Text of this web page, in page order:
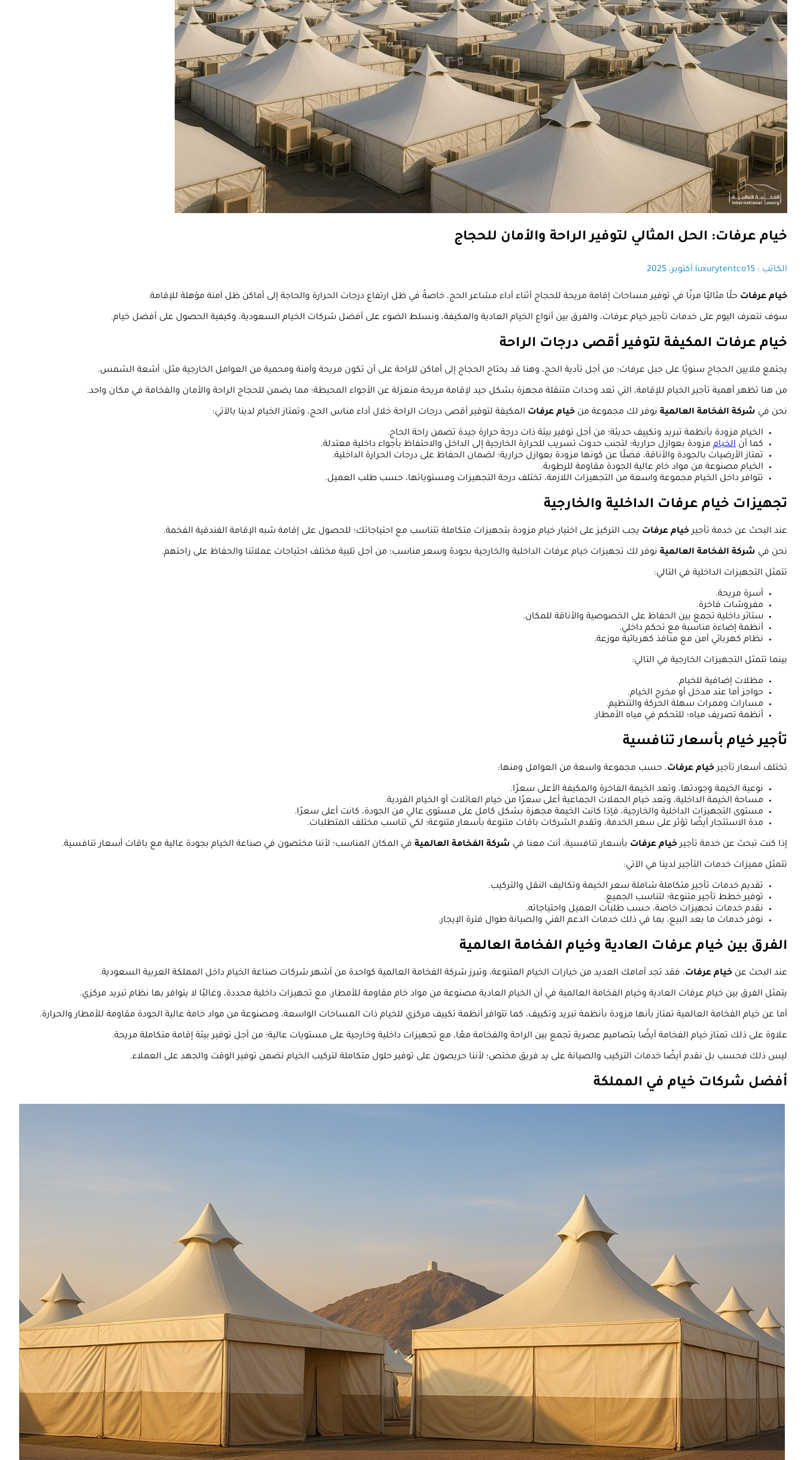
خيام عرفات: الحل المثالي لتوفير الراحة والأمان للحجاج
الكاتب : luxurytentco 15 أكتوبر، 2025
خيام عرفات حلًا مثاليًا مرنًا في توفير مساحات إقامة مريحة للحجاج أثناء أداء مشاعر الحج، خاصةً في ظل ارتفاع درجات الحرارة والحاجة إلى أماكن ظل آمنة مؤهلة للإقامة.
سوف نتعرف اليوم على خدمات تأجير خيام عرفات، والفرق بين أنواع الخيام العادية والمكيفة، ونسلط الضوء على أفضل شركات الخيام السعودية، وكيفية الحصول على أفضل خيام.
خيام عرفات المكيفة لتوفير أقصى درجات الراحة
يجتمع ملايين الحجاج سنويًا على جبل عرفات؛ من أجل تأدية الحج، وهنا قد يحتاج الحجاج إلى أماكن للراحة على أن تكون مريحة وآمنة ومحمية من العوامل الخارجية مثل: أشعة الشمس.
من هنا تظهر أهمية تأجير الخيام للإقامة، التي تعد وحدات متنقلة مجهزة بشكل جيد لإقامة مريحة منعزلة عن الأجواء المحيطة؛ مما يضمن للحجاج الراحة والأمان والفخامة في مكان واحد.
نحن في شركة الفخامة العالمية نوفر لك مجموعة من خيام عرفات المكيفة لتوفير أقصى درجات الراحة خلال أداء مناس الحج، وتمتاز الخيام لدينا بالآتي:
الخيام مزودة بأنظمة تبريد وتكييف حديثة؛ من أجل توفير بيئة ذات درجة حرارة جيدة تضمن راحة الحاج.
كما أن الخيام مزودة بعوازل حرارية؛ لتجنب حدوث تسريب للحرارة الخارجية إلى الداخل والاحتفاظ بأجواء داخلية معتدلة.
تمتاز الأرضيات بالجودة والأناقة، فضلًا عن كونها مزودة بعوازل حرارية؛ لضمان الحفاظ على درجات الحرارة الداخلية.
الخيام مصنوعة من مواد خام عالية الجودة مقاومة للرطوبة.
تتوافر داخل الخيام مجموعة واسعة من التجهيزات اللازمة، تختلف درجة التجهيزات ومستوياتها، حسب طلب العميل.
تجهيزات خيام عرفات الداخلية والخارجية
عند البحث عن خدمة تأجيرخيام عرفات يجب التركيز على اختيار خيام مزودة بتجهيزات متكاملة تتناسب مع احتياجاتك؛ للحصول على إقامة شبه الإقامة الفندقية الفخمة.
نحن في شركة الفخامة العالمية نوفر لك تجهيزات خيام عرفات الداخلية والخارجية بجودة وسعر مناسب؛ من أجل تلبية مختلف احتياجات عملائنا والحفاظ على راحتهم.
تتمثل التجهيزات الداخلية في التالي:
أسرة مريحة.
مفروشات فاخرة.
ستائر داخلية تجمع بين الحفاظ على الخصوصية والأناقة للمكان.
أنظمة إضاءة مناسبة مع تحكم داخلي.
نظام كهربائي آمن مع منافذ كهربائية موزعة.
بينما تتمثل التجهيزات الخارجية في التالي:
مظلات إضافية للخيام.
حواجز أما عند مدخل أو مخرج الخيام.
مسارات وممرات سهلة الحركة والتنظيم.
أنظمة تصريف مياه؛ للتحكم في مياه الأمطار.
تأجير خيام بأسعار تنافسية
تختلف أسعار تأجيرخيام عرفات، حسب مجموعة واسعة من العوامل ومنها:
نوعية الخيمة وجودتها، وتعد الخيمة الفاخرة والمكيفة الأعلى سعرًا.
مساحة الخيمة الداخلية، وتعد خيام الحملات الجماعية أعلى سعرًا من خيام العائلات أو الخيام الفردية.
مستوى التجهيزات الداخلية والخارجية، فإذا كانت الخيمة مجهزة بشكل كامل على مستوى عالي من الجودة، كانت أعلى سعرًا.
مدة الاستئجار أيضًا تؤثر على سعر الخدمة، وتقدم الشركات باقات متنوعة بأسعار متنوعة؛ لكي تناسب مختلف المتطلبات.
إذا كنت تبحث عن خدمة تأجيرخيام عرفات بأسعار تنافسية، أنت معنا في شركة الفخامة العالمية في المكان المناسب؛ لأننا مختصون في صناعة الخيام بجودة عالية مع باقات أسعار تنافسية.
تتمثل مميزات خدمات التأجير لدينا في الآتي:
تقديم خدمات تأجير متكاملة شاملة سعر الخيمة وتكاليف النقل والتركيب.
توفير خطط تأجير متنوعة؛ لتناسب الجميع.
نقدم خدمات تجهيزات خاصة، حسب طلبات العميل واحتياجاته.
نوفر خدمات ما بعد البيع، بما في ذلك خدمات الدعم الفني والصيانة طوال فترة الإيجار.
الفرق بين خيام عرفات العادية وخيام الفخامة العالمية
عند البحث عن خيام عرفات، فقد تجد أمامك العديد من خيارات الخيام المتنوعة، وتبرز شركة الفخامة العالمية كواحدة من أشهر شركات صناعة الخيام داخل المملكة العربية السعودية.
يتمثل الفرق بين خيام عرفات العادية وخيام الفخامة العالمية في أن الخيام العادية مصنوعة من مواد خام مقاومة للأمطار، مع تجهيزات داخلية محددة، وغالبًا لا يتوافر بها نظام تبريد مركزي.
أما عن خيام الفخامة العالمية تمتاز بأنها مزودة بأنظمة تبريد وتكييف، كما تتوافر أنظمة تكييف مركزي للخيام ذات المساحات الواسعة، ومصنوعة من مواد خامة عالية الجودة مقاومة للأمطار والحرارة.
علاوة على ذلك تمتاز خيام الفخامة أيضًا بتصاميم عصرية تجمع بين الراحة والفخامة معًا، مع تجهيزات داخلية وخارجية على مستويات عالية؛ من أجل توفير بيئة إقامة متكاملة مريحة.
ليس ذلك فحسب بل نقدم أيضًا خدمات التركيب والصيانة على يد فريق مختص؛ لأننا حريصون على توفير حلول متكاملة لتركيب الخيام تضمن توفير الوقت والجهد على العملاء.
أفضل شركات خيام في المملكة